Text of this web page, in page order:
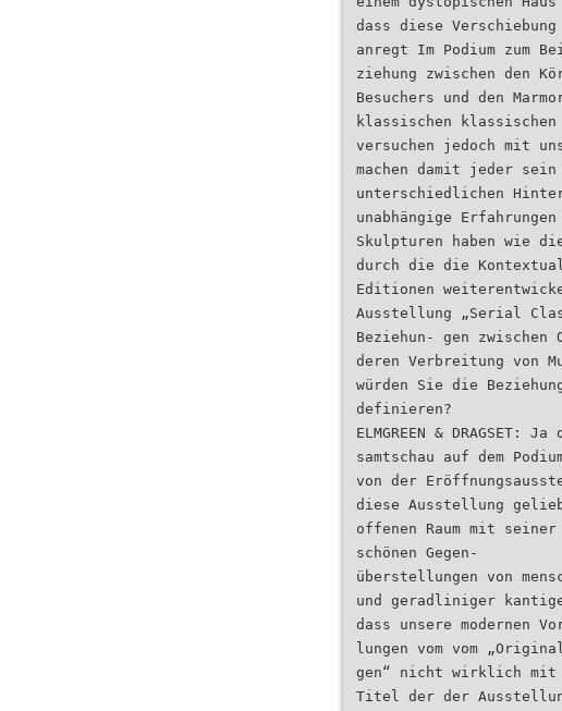
dass diese
anregt Im Podium
ziehung zwischen den
Besuchers und den
klassischen
versuchen jedoch mit
machen damit jeder
unterschiedlichen
unabhängige
Skulpturen haben wie
durch die die
Editionen
Ausstellung „Serial
Beziehun- gen
deren Verbreitung von
würden Sie die
definieren?
ELMGREEN & DRAGSET:
samtschau auf dem
von der
diese Ausstellung
offenen Raum mit
schönen Gegen-
überstellungen von
und geradliniger
dass unsere modernen
lungen vom vom
gen“ nicht wirklich mit
Titel der der